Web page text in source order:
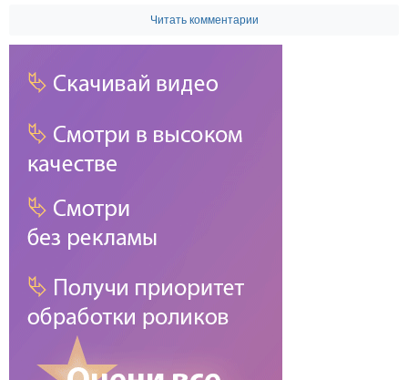
Читать комментарии